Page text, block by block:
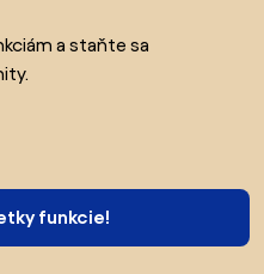
a staňte sa
funkcie!